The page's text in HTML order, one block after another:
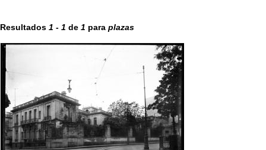
Resultados 1 - 1 de 1 para plazas